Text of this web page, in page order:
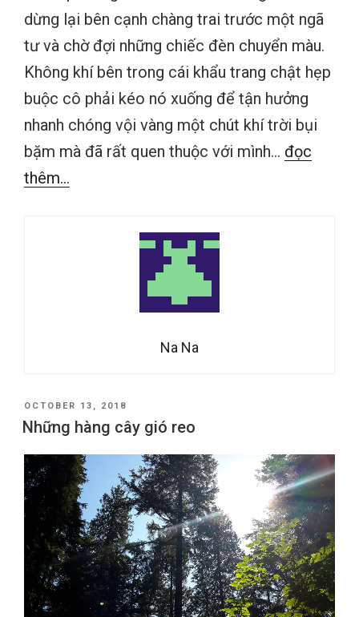
dừng lại bên cạnh chàng trai trước một ngã
tư và chờ đợi những chiếc đèn chuyển màu.
Không khí bên trong cái khẩu trang chật hẹp
buộc cô phải kéo nó xuống để tận hưởng
nhanh chóng vội vàng một chút khí trời bụi
bặm mà đã rất quen thuộc với mình… đọc
thêm...
Na Na
POSTED
ON
OCTOBER 13, 2018
Những hàng cây gió reo